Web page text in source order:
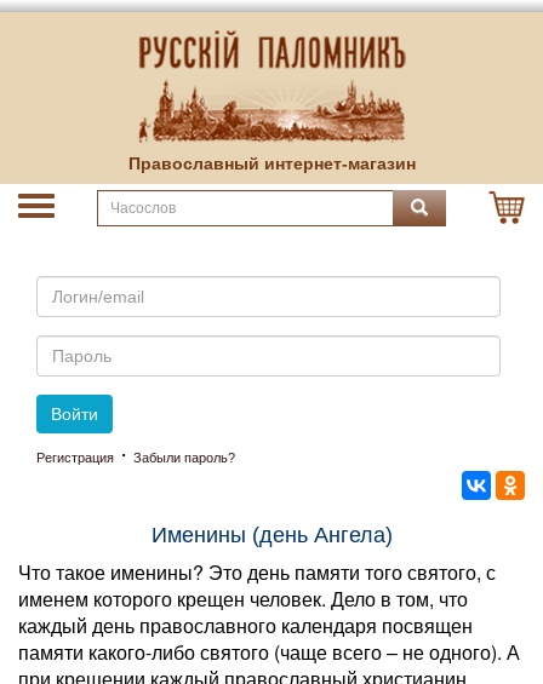
Православный интернет-магазин
Email
Пароль
Войти
Регистрация · Забыли пароль?
Именины (день Ангела)
Что такое именины? Это день памяти того святого, с
именем которого крещен человек. Дело в том, что
каждый день православного календаря посвящен
памяти какого-либо святого (чаще всего – не одного). А